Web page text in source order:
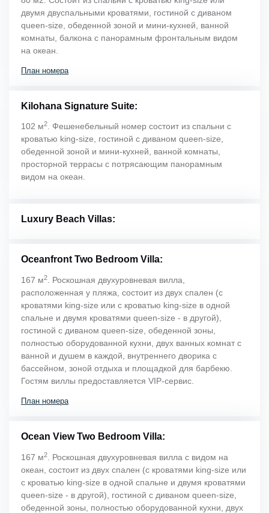
двумя двуспальными кроватями, гостиной с диваном
queen-size, обеденной зоной и мини-кухней, ванной
комнаты, балкона с панорамным фронтальным видом
на океан.
План номера
Kilohana Signature Suite:
102 м2. Фешенебельный номер состоит из спальни с
кроватью king-size, гостиной с диваном queen-size,
обеденной зоной и мини-кухней, ванной комнаты,
просторной террасы с потрясающим панорамным
видом на океан.
Luxury Beach Villas:
Oceanfront Two Bedroom Villa:
167 м2. Роскошная двухуровневая вилла,
расположенная у пляжа, состоит из двух спален (с
кроватями king-size или с кроватью king-size в одной
спальне и двумя кроватями queen-size - в другой),
гостиной с диваном queen-size, обеденной зоны,
полностью оборудованной кухни, двух ванных комнат с
ванной и душем в каждой, внутреннего дворика с
бассейном, зоной отдыха и площадкой для барбекю.
Гостям виллы предоставляется VIP-сервис.
План номера
Ocean View Two Bedroom Villa:
167 м2
. Роскошная двухуровневая вилла с видом на
океан, состоит из двух спален (с кроватями king-size или
с кроватью king-size в одной спальне и двумя кроватями
queen-size - в другой), гостиной с диваном queen-size,
обеденной зоны, полностью оборудованной кухни, двух